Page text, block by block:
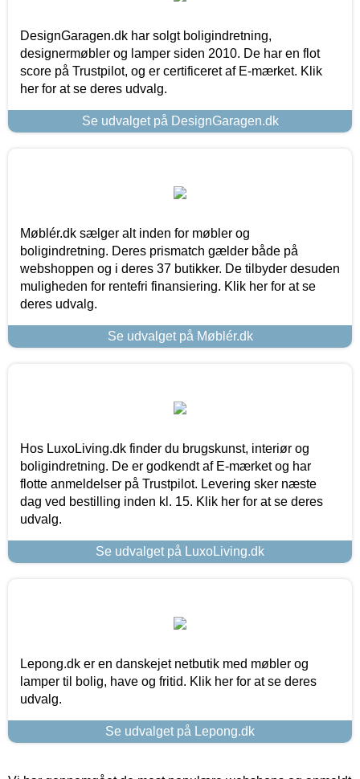
DesignGaragen.dk har solgt boligindretning,
designermøbler og lamper siden 2010. De har en flot
score på Trustpilot, og er certificeret af E-mærket. Klik
her for at se deres udvalg.
Se udvalget på DesignGaragen.dk
Møblér.dk sælger alt inden for møbler og
boligindretning. Deres prismatch gælder både på
webshoppen og i deres 37 butikker. De tilbyder desuden
muligheden for rentefri finansiering. Klik her for at se
deres udvalg.
Se udvalget på Møblér.dk
Hos LuxoLiving.dk finder du brugskunst, interiør og
boligindretning. De er godkendt af E-mærket og har
flotte anmeldelser på Trustpilot. Levering sker næste
dag ved bestilling inden kl. 15. Klik her for at se deres
udvalg.
Se udvalget på LuxoLiving.dk
Lepong.dk er en danskejet netbutik med møbler og
lamper til bolig, have og fritid. Klik her for at se deres
udvalg.
Se udvalget på Lepong.dk